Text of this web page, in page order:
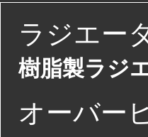
ラジエー
樹脂製ラジ
オーバー